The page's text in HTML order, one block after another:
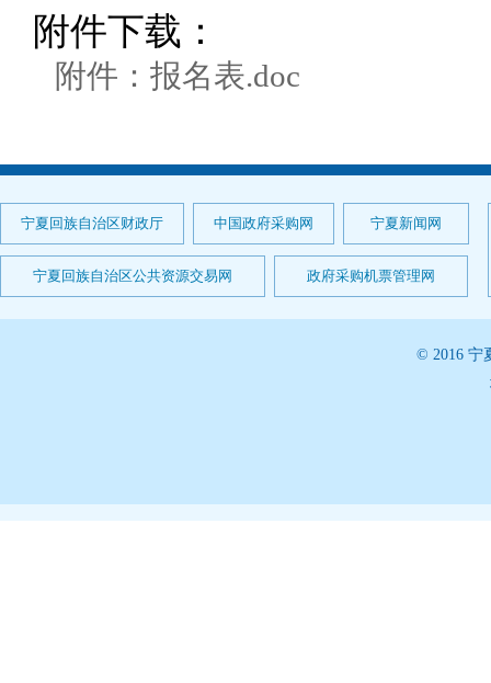
附件下载：
附件：报名表.doc
宁夏回族自治区财政厅 中国政府采购网 宁夏新闻网
宁夏回族自治区公共资源交易网 政府采购机票管理网
© 2016 宁